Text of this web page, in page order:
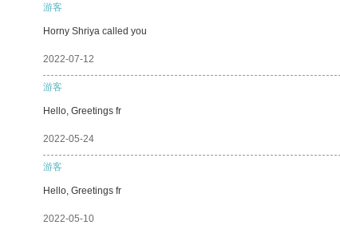
游客
Horny Shriya called you
2022-07-12
游客
Hello, Greetings fr
2022-05-24
游客
Hello, Greetings fr
2022-05-10